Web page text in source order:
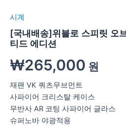
시계
[국내배송]위블로 스피릿 오
티드 에디션
₩265,000 원
재팬 VK 쿼츠무브먼트
사파이어 크리스탈 케이스
무반사 AR 코팅 사파이어 글라스
슈퍼노바 야광적용